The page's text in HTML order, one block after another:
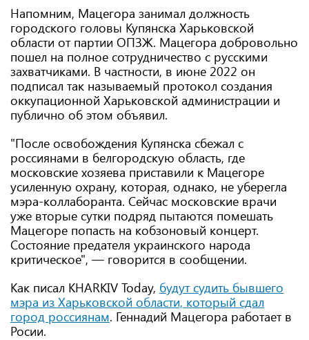
Напомним, Мацегора занимал должность
городского головы Купянска Харьковской
области от партии ОПЗЖ. Мацегора добровольно
пошел на полное сотрудничество с русскими
захватчиками. В частности, в июне 2022 он
подписал так называемый протокол создания
оккупационной Харьковской администрации и
публично об этом объявил.
"После освобождения Купянска сбежал с
россиянами в белгородскую область, где
московские хозяева приставили к Мацегоре
усиленную охрану, которая, однако, не уберегла
мэра-коллаборанта. Сейчас московские врачи
уже вторые сутки подряд пытаются помешать
Мацегоре попасть на кобзоновый концерт.
Состояние предателя украинского народа
критическое", — говорится в сообщении.
Как писал KHARKIV Today, будут судить бывшего
мэра из Харьковской области, который сдал
город россиянам. Геннадий Мацегора работает в
Росии.